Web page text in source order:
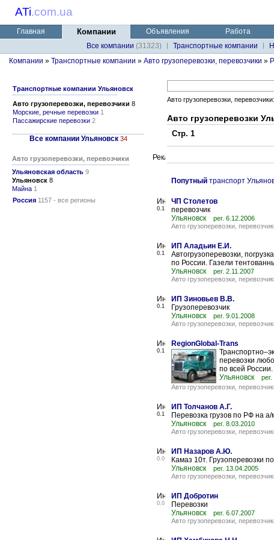
ATi.com.ua
Главная Компании Объявления
Работа
Все компании (31323) Транспортные компании
Компании » Транспортные компании » Авто грузоперевозки, перевозчики »
Транспортные компании Ульяновск
Авто грузоперевозки, перевозчики 8
Морские, речные перевозки 1
Пассажирские перевозки 2
Все компании Ульяновск 34
Авто грузоперевозки, перевозчики
Ульяновская область 9
Ульяновск 8
Майна 1
Россия 1157 - все регионы
Авто грузоперевозки, перевозчики:
Авто грузоперевозки
Стр. 1
Попутный транспорт
0.1
ЧП Столетов
перевозчик
Ульяновск
рег. 6.12.2006
Авто грузоперевозки,
0.1
ИП Аладьин Е.И.
Автогрузоперевозки,
по России. Газели
Ульяновск
рег. 2.11.2007
Авто грузоперевозки,
0.1
ИП Зиновьев В.В.
Грузоперевозчик
Ульяновск
рег. 9.01.2008
Авто грузоперевозки,
0.1
RegionGlobal-Trans
перевозки
по всей
Ульяновск
Авто грузоперевозки,
0.1
ИП Толчанов А.Г.
Перевозка грузов по РФ на
Ульяновск
рег. 8.03.2010
Авто грузоперевозки,
0.0
ИП Назаров А.Ю.
Камаз 10т. Грузоперевозки
Ульяновск
рег. 13.04.2005
Авто грузоперевозки,
0.0
ИП Добротин
Перевозки
Ульяновск
рег. 6.07.2007
Авто грузоперевозки,